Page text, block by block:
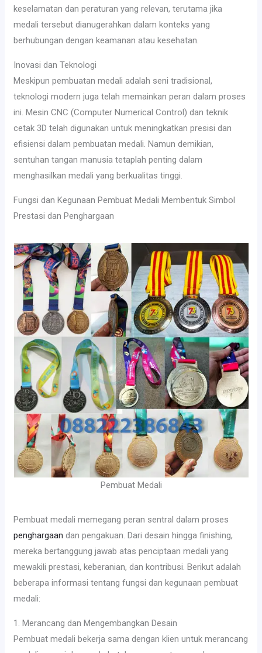
keselamatan dan peraturan yang relevan, terutama jika
medali tersebut dianugerahkan dalam konteks yang
berhubungan dengan keamanan atau kesehatan.
Inovasi dan Teknologi
Meskipun pembuatan medali adalah seni tradisional,
teknologi modern juga telah memainkan peran dalam proses
ini. Mesin CNC (Computer Numerical Control) dan teknik
cetak 3D telah digunakan untuk meningkatkan presisi dan
efisiensi dalam pembuatan medali. Namun demikian,
sentuhan tangan manusia tetaplah penting dalam
menghasilkan medali yang berkualitas tinggi.
Fungsi dan Kegunaan Pembuat Medali Membentuk Simbol
Prestasi dan Penghargaan
Pembuat Medali
Pembuat medali memegang peran sentral dalam proses
penghargaan dan pengakuan. Dari desain hingga finishing,
mereka bertanggung jawab atas penciptaan medali yang
mewakili prestasi, keberanian, dan kontribusi. Berikut adalah
beberapa informasi tentang fungsi dan kegunaan pembuat
medali:
1. Merancang dan Mengembangkan Desain
Pembuat medali bekerja sama dengan klien untuk merancang